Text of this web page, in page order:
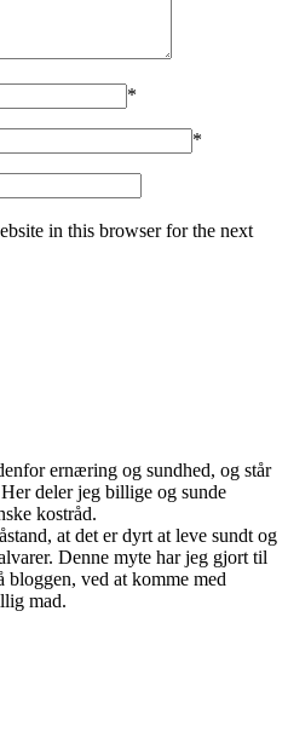
*
*
in this browser for the next
ernæring og sundhed, og står
deler jeg billige og sunde
kostråd.
at det er dyrt at leve sundt og
Denne myte har jeg gjort til
bloggen, ved at komme med
mad.